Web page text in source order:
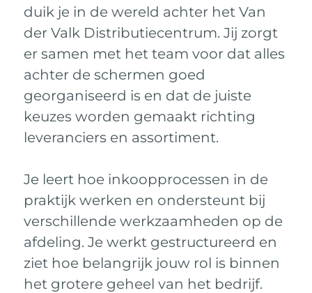
duik je in de wereld achter het Van
der Valk Distributiecentrum. Jij zorgt
er samen met het team voor dat alles
achter de schermen goed
georganiseerd is en dat de juiste
keuzes worden gemaakt richting
leveranciers en assortiment.
Je leert hoe inkoopprocessen in de
praktijk werken en ondersteunt bij
verschillende werkzaamheden op de
afdeling. Je werkt gestructureerd en
ziet hoe belangrijk jouw rol is binnen
het grotere geheel van het bedrijf.